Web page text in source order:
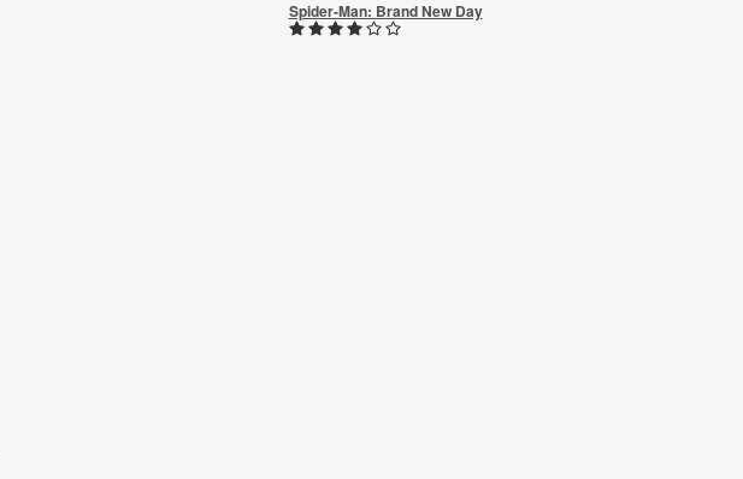
Spider-Man: Brand New Day